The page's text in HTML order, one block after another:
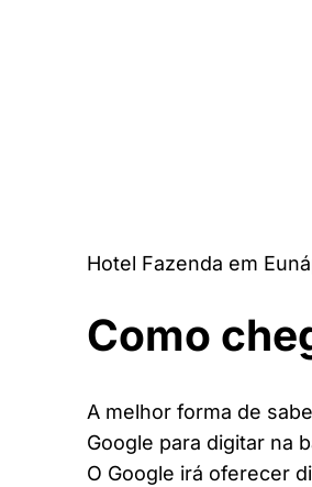
Hotel Fazenda em
Como
A melhor forma de
Google para digitar na
O Google irá oferecer